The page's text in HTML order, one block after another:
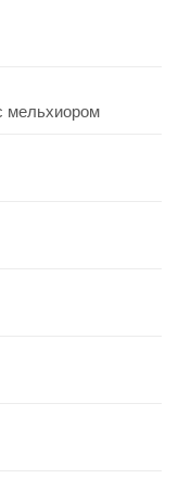
мельхиором